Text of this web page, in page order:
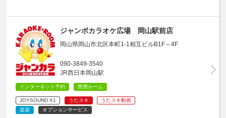
ジャンボカラオケ広場 岡山駅前店
岡山県岡山市北区本町1-1相互ビルB1F～4F
090-3849-3540
JR西日本岡山駅
インターネット予約 禁煙ルーム
JOYSOUND X1 うたスキ
うたスキ動画
楽器
オプションサービス